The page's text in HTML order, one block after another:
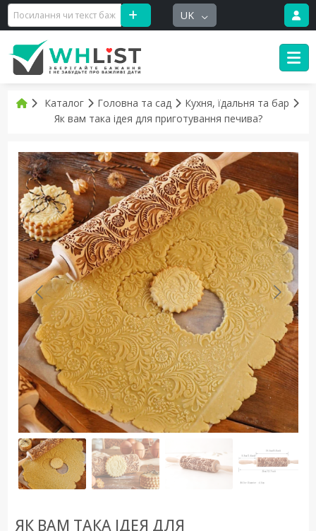
UK
Каталог Головна та сад
Кухня, їдальня та бар
Як вам така ідея для приготування печива?
ЯК ВАМ ТАКА ІДЕЯ ДЛЯ